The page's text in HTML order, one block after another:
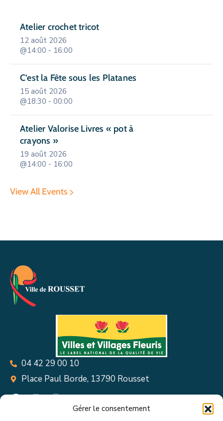
Gérer le consentement
Atelier crochet tricot
12 août 2026
@14:00 - 16:00
C’est la Fête sous les Platanes
15 août 2026
@18:30 - 00:00
Atelier Valorise Livres « pot à
crayons »
19 août 2026
@14:00 - 16:00
View All Events
04 42 29 00 10
Place Paul Borde, 13790 Rousset